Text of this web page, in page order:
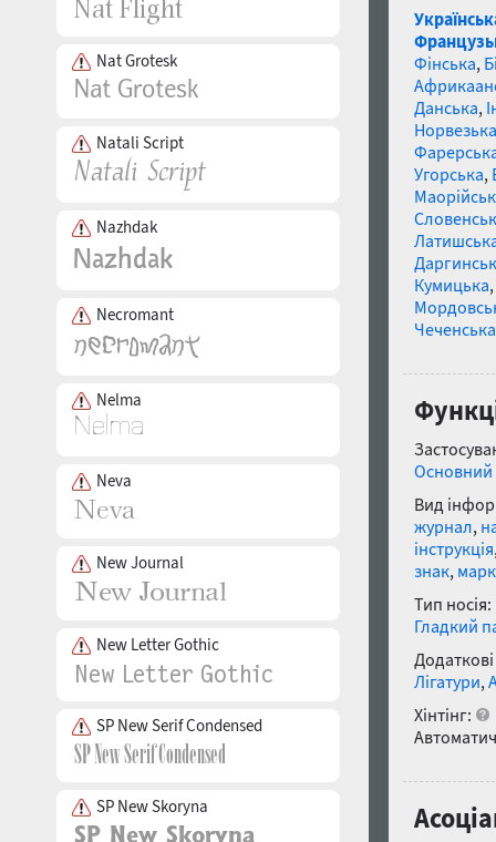
Nat Grotesk
Natali Script
Nazhdak
Necromant
Nelma
Neva
New Journal
New Letter Gothic
SP New Serif Condensed
SP New Skoryna
Фінська,
Данська,
Норвезька
Угорська,
Кумицька,
Чеченська
Основний
Вид
журнал,
інструкція
знак,
Тип носія:
Гладкий
Лігатури,
Хінтінг: